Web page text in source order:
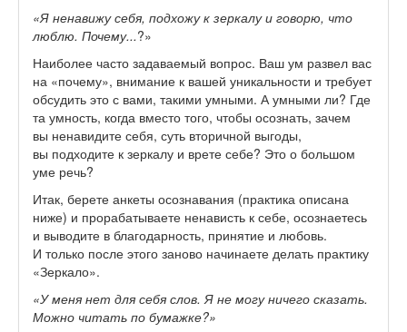
«Я ненавижу себя, подхожу к зеркалу и говорю, что
люблю. Почему...?»
Наиболее часто задаваемый вопрос. Ваш ум развел вас
на «почему», внимание к вашей уникальности и требует
обсудить это с вами, такими умными. А умными ли? Где
та умность, когда вместо того, чтобы осознать, зачем
вы ненавидите себя, суть вторичной выгоды,
вы подходите к зеркалу и врете себе? Это о большом
уме речь?
Итак, берете анкеты осознавания (практика описана
ниже) и прорабатываете ненависть к себе, осознаетесь
и выводите в благодарность, принятие и любовь.
И только после этого заново начинаете делать практику
«Зеркало».
«У меня нет для себя слов. Я не могу ничего сказать.
Можно читать по бумажке?»